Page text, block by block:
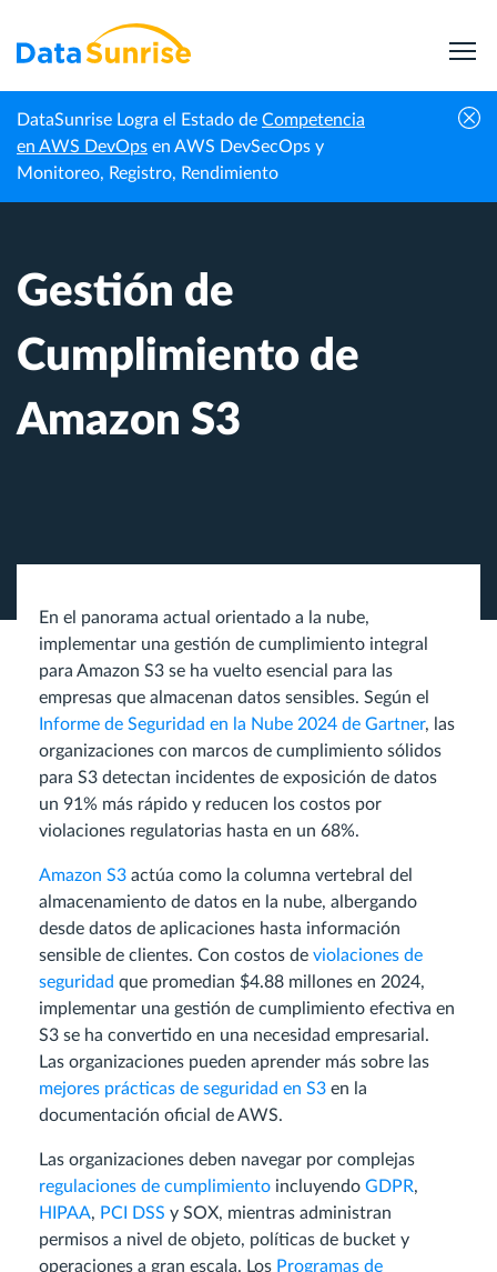
DataSunrise Logra el Estado de Competencia
en AWS DevOps en AWS DevSecOps y
Monitoreo, Registro, Rendimiento
Inicio
Centro de
Conocimiento
Gestión de Cumplimiento de Amazon
Gestión de
Cumplimiento de
Amazon S3
En el panorama actual orientado a la nube,
implementar una gestión de cumplimiento integral
para Amazon S3 se ha vuelto esencial para las
empresas que almacenan datos sensibles. Según el
Informe de Seguridad en la Nube 2024 de Gartner, las
organizaciones con marcos de cumplimiento sólidos
para S3 detectan incidentes de exposición de datos
un 91% más rápido y reducen los costos por
violaciones regulatorias hasta en un 68%.
Amazon S3 actúa como la columna vertebral del
almacenamiento de datos en la nube, albergando
desde datos de aplicaciones hasta información
sensible de clientes. Con costos de violaciones de
seguridad que promedian $4.88 millones en 2024,
implementar una gestión de cumplimiento efectiva en
S3 se ha convertido en una necesidad empresarial.
Las organizaciones pueden aprender más sobre las
mejores prácticas de seguridad en S3 en la
documentación oficial de AWS.
Las organizaciones deben navegar por complejas
regulaciones de cumplimiento incluyendo GDPR,
HIPAA, PCI DSS y SOX, mientras administran
permisos a nivel de objeto, políticas de bucket y
operaciones a gran escala. Los Programas de